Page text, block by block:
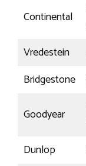
Continental
Vredestein
Bridgestone
Goodyear
Dunlop